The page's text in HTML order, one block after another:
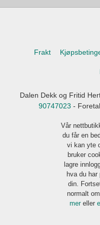
Frakt
Dalen Dekk og Fritid
90747023 -
Vår
du får en
vi kan yte
bruker
lagre
hva du
din.
normalt
mer eller